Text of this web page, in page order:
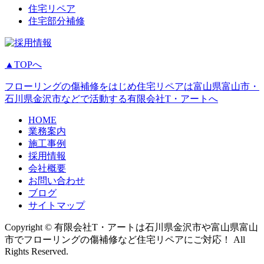
住宅リペア
住宅部分補修
▲TOPへ
フローリングの傷補修をはじめ住宅リペアは富山県富山市・
石川県金沢市などで活動する有限会社T・アートへ
HOME
業務案内
施工事例
採用情報
会社概要
お問い合わせ
ブログ
サイトマップ
Copyright © 有限会社T・アートは石川県金沢市や富山県富山
市でフローリングの傷補修など住宅リペアにご対応！ All
Rights Reserved.